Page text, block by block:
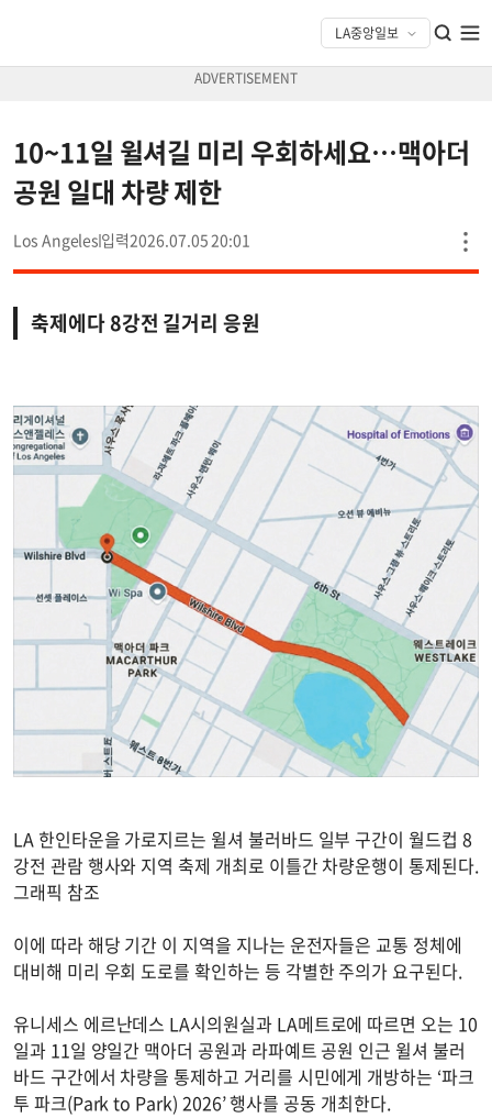
10~11일 윌셔길 미리 우회하세요…맥아더
공원 일대 차량 제한
Los Angeles 2026.07.05 20:01
축제에다 8강전 길거리 응원
LA 한인타운을 가로지르는 윌셔 불러바드 일부 구간이 월드컵 8
강전 관람 행사와 지역 축제 개최로 이틀간 차량운행이 통제된다.
그래픽 참조
이에 따라 해당 기간 이 지역을 지나는 운전자들은 교통 정체에
대비해 미리 우회 도로를 확인하는 등 각별한 주의가 요구된다.
유니세스 에르난데스 LA시의원실과 LA메트로에 따르면 오는 10
일과 11일 양일간 맥아더 공원과 라파예트 공원 인근 윌셔 불러
바드 구간에서 차량을 통제하고 거리를 시민에게 개방하는 ‘파크
투 파크(Park to Park) 2026’ 행사를 공동 개최한다.